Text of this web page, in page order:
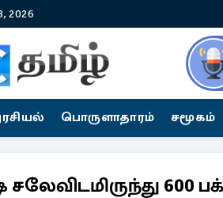
2026
பொருளாதாரம் சமூகம்
சலேவிடமிருந்து 600